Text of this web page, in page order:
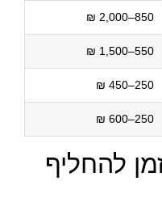
850–2,000 ₪
550–1,500 ₪
250–450 ₪
250–600 ₪
להחליף